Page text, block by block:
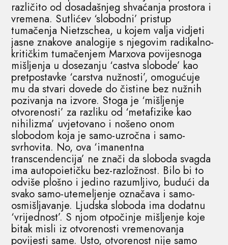
različito od dosadašnjeg shvaćanja prostora i
vremena. Sutlićev ‘slobodni’ pristup
tumačenja Nietzschea, u kojem valja vidjeti
jasne znakove analogije s njegovim radikalno-
kritičkim tumačenjem Marxova povijesnoga
mišljenja u dosezanju ‘castva slobode’ kao
pretpostavke ‘carstva nužnosti’, omogućuje
mu da stvari dovede do čistine bez nužnih
pozivanja na izvore. Stoga je ‘mišljenje
otvorenosti’ za razliku od ‘metafizike kao
nihilizma’ uvjetovano i nošeno onom
slobodom koja je samo-uzročna i samo-
svrhovita. No, ova ‘imanentna
transcendencija’ ne znači da sloboda svagda
ima autopoietičku bez-razložnost. Bilo bi to
odviše plošno i jedino razumljivo, budući da
svako samo-utemeljenje označava i samo-
osmišljavanje. Ljudska sloboda ima dodatnu
‘vrijednost’. S njom otpočinje mišljenje koje
bitak misli iz otvorenosti vremenovanja
povijesti same. Usto, otvorenost nije samo